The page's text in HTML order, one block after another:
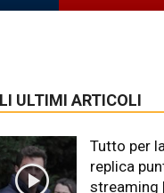
ULTIMI ARTICOLI
Tutto per
replica
streaming